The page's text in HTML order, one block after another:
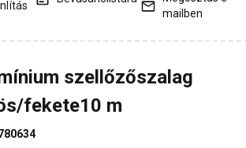
mailben
szellőzőszalag
fekete10 m